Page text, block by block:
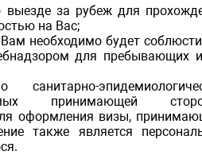
выезде за рубеж для
на Вас;
необходимо будет
для пребывающих
принимающей
оформления визы,
также является